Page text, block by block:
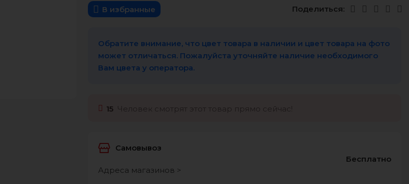
В избранные Поделиться:
Обратите внимание, что цвет товара в наличии и цвет товара на фото
может отличаться. Пожалуйста уточняйте наличие необходимого
Вам цвета у оператора.
15
Самовывоз
Адреса магазинов >
Бесплатно